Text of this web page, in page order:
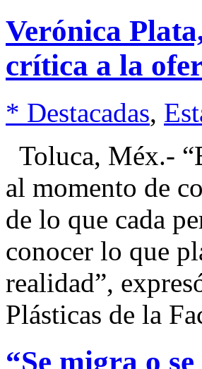
Verónica
crítica a la
* Destacadas,
Toluca, Méx.-
al momento de
de lo que cada
conocer lo que
realidad”,
Plásticas de la
“Se migra o